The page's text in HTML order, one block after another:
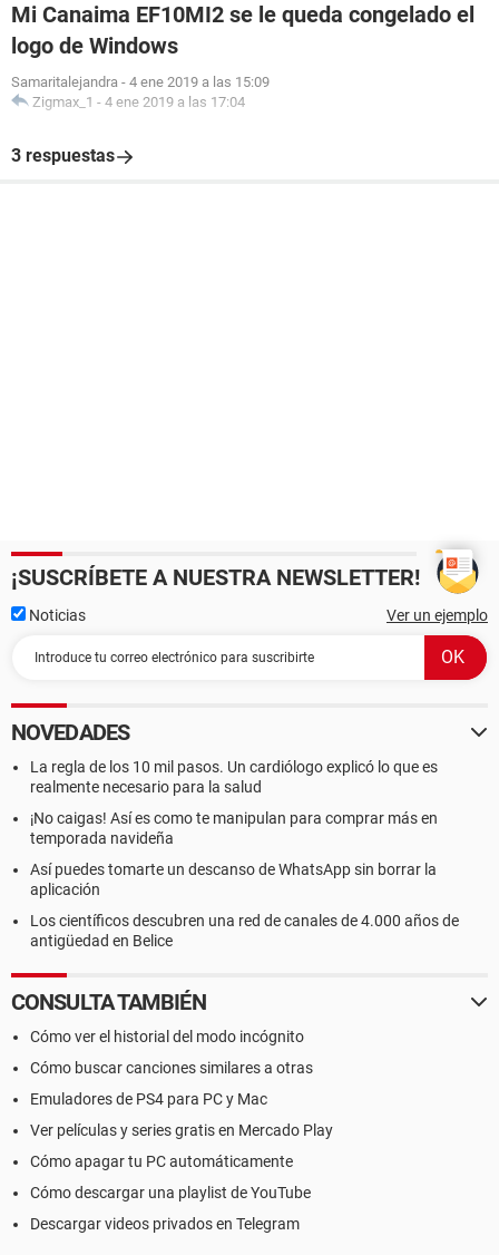
Mi Canaima EF10MI2 se le queda congelado el
logo de Windows
Samaritalejandra - 4 ene 2019 a las 15:09
Zigmax_1 - 4 ene 2019 a las 17:04
3 respuestas
¡SUSCRÍBETE A NUESTRA NEWSLETTER!
Noticias Ver un ejemplo
NOVEDADES
La regla de los 10 mil pasos. Un cardiólogo explicó lo que es
realmente necesario para la salud
¡No caigas! Así es como te manipulan para comprar más en
temporada navideña
Así puedes tomarte un descanso de WhatsApp sin borrar la
aplicación
Los científicos descubren una red de canales de 4.000 años de
antigüedad en Belice
CONSULTA TAMBIÉN
Cómo ver el historial del modo incógnito
Cómo buscar canciones similares a otras
Emuladores de PS4 para PC y Mac
Ver películas y series gratis en Mercado Play
Cómo apagar tu PC automáticamente
Cómo descargar una playlist de YouTube
Descargar videos privados en Telegram